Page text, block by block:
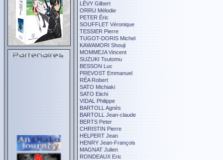
LÉVY Gilbert
ORRU Mélodie
PETER Éric
SOUFFLET Véronique
TESSIER Pierre
TUGOT-DORIS Michel
KAWAMORI Shouji
MOMMEJA Vincent
SUZUKI Tsutomu
BESSON Luc
PREVOST Emmanuel
RÉA Robert
SATO Michiaki
SATO Eiichi
VIDAL Philippe
BARTOLL Agnès
BARTOLL Jean-claude
BERTS Peter
CHRISTIN Pierre
HELPERT Jean
HENRY Jean-François
MAGNAT Julien
RONDEAUX Eric